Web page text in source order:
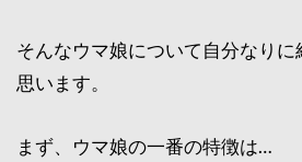
そんなウマ娘について自分なりに
思います。
まず、ウマ娘の一番の特徴は…